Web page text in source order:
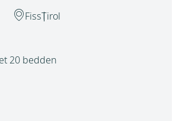
FissTirol
20 bedden